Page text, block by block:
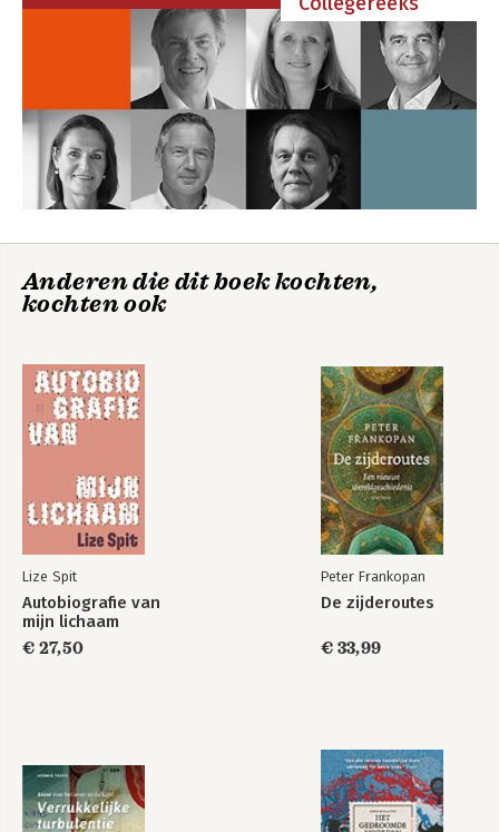
De kampschilders
De ontdekking van
Anderen die dit boek kochten,
kochten ook
Lize Spit
Autobiografie van
mijn lichaam
€ 27,50
Peter Frankopan
De zijderoutes
€ 33,99